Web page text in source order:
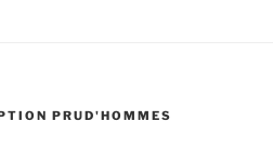
PRUD'HOMMES